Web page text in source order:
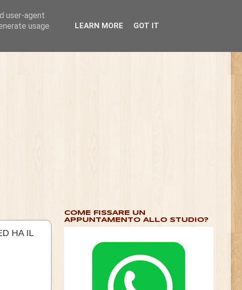
HA IL
COME FISSARE UN
APPUNTAMENTO ALLO STUDIO?
user-agent
usage
LEARN MORE GOT IT